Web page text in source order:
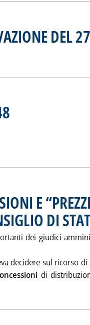
DEL
RILEVAZIONE DEL 27
N. 48'
E
DI
dei giudici
decidere sul ricorso
di